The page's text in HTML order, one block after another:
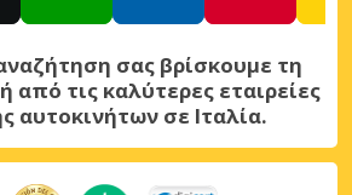
σας βρίσκουμε τη
από τις καλύτερες εταιρείες
αυτοκινήτων σε Ιταλία.